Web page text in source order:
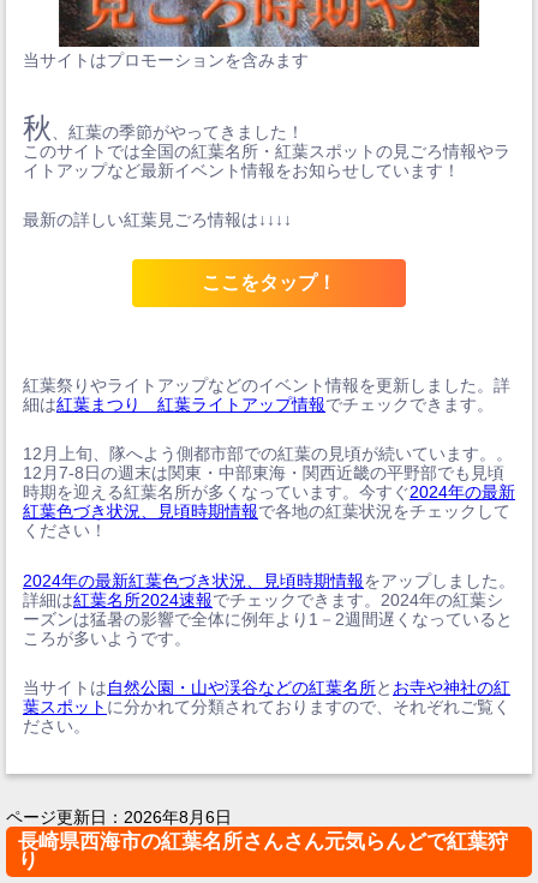
当サイトはプロモーションを含みます
秋
、紅葉の季節がやってきました！
このサイトでは全国の紅葉名所・紅葉スポットの見ごろ情報やラ
イトアップなど最新イベント情報をお知らせしています！
最新の詳しい紅葉見ごろ情報は↓↓↓↓
ここをタップ！
紅葉祭りやライトアップなどのイベント情報を更新しました。詳
細は紅葉まつり 紅葉ライトアップ情報でチェックできます。
12月上旬、隊へよう側都市部での紅葉の見頃が続いています。。
12月7-8日の週末は関東・中部東海・関西近畿の平野部でも見頃
時期を迎える紅葉名所が多くなっています。今すぐ2024年の最新
紅葉色づき状況、見頃時期情報で各地の紅葉状況をチェックして
ください！
2024年の最新紅葉色づき状況、見頃時期情報をアップしました。
詳細は紅葉名所2024速報でチェックできます。2024年の紅葉シ
ーズンは猛暑の影響で全体に例年より1－2週間遅くなっていると
ころが多いようです。
当サイトは自然公園・山や渓谷などの紅葉名所と お寺や神社の紅
葉スポット に分かれて分類されておりますので、それぞれご覧く
ださい。
ページ更新日： 2026年8月6日
長崎県西海市の紅葉名所さんさん元気らんどで紅葉狩
り